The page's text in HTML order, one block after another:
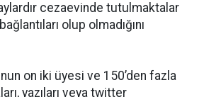
cezaevinde tutulmaktalar
olup olmadığını
on iki üyesi ve 150’den fazla
yazıları veya twitter